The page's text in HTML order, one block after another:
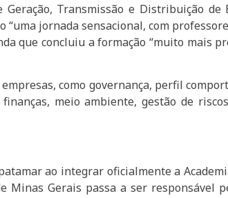
Transmissão e Distribuição de
jornada sensacional, com
que concluiu a formação “muito mais
como governança, perfil
meio ambiente, gestão de
ao integrar oficialmente a
Gerais passa a ser responsável